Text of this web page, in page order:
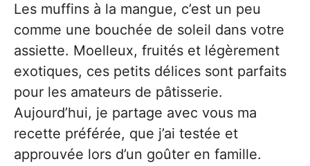
Les muffins à la mangue, c’est un peu
comme une bouchée de soleil dans votre
assiette. Moelleux, fruités et légèrement
exotiques, ces petits délices sont parfaits
pour les amateurs de pâtisserie.
Aujourd’hui, je partage avec vous ma
recette préférée, que j’ai testée et
approuvée lors d’un goûter en famille.